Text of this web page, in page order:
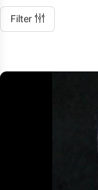
Filter